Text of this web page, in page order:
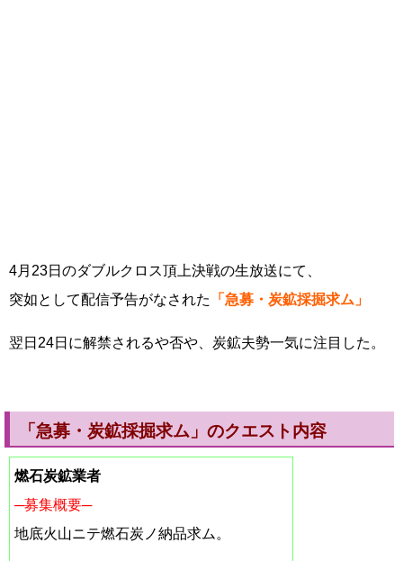
4月23日のダブルクロス頂上決戦の生放送にて、
突如として配信予告がなされた
「急募・炭鉱採掘求ム」
翌日24日に解禁されるや否や、炭鉱夫勢一気に注目した。
「急募・炭鉱採掘求ム」のクエスト内容
燃石炭鉱業者
─募集概要─
地底火山ニテ燃石炭ノ納品求ム。